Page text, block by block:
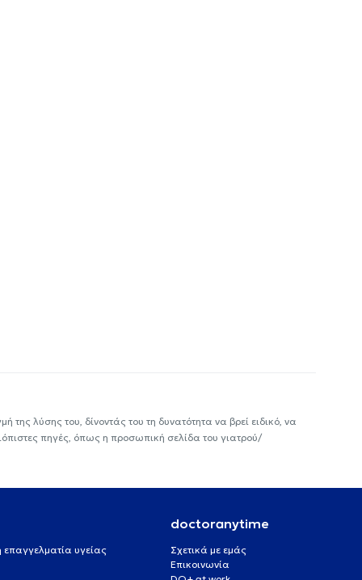
λύσης του, δίνοντάς του τη δυνατότητα να βρεί ειδικό, να
πηγές, όπως η προσωπική σελίδα του γιατρού/
επαγγελματία υγείας
doctoranytime
Σχετικά με εμάς
Επικοινωνία